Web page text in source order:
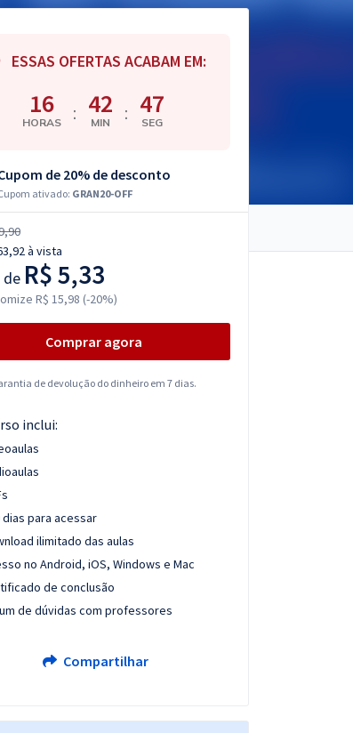
ESSAS OFERTAS ACABAM EM:
16
HORAS : 42
MIN : 46
SEG
de 20% de desconto
ativado: GRAN20-OFF
à vista
de R$ 5,33
R$ 15,98 (-20%)
Comprar agora
de devolução do dinheiro em 7 dias.
inclui:
dias para acessar
ilimitado das aulas
no Android, iOS, Windows e Mac
de conclusão
de dúvidas com professores
Compartilhar